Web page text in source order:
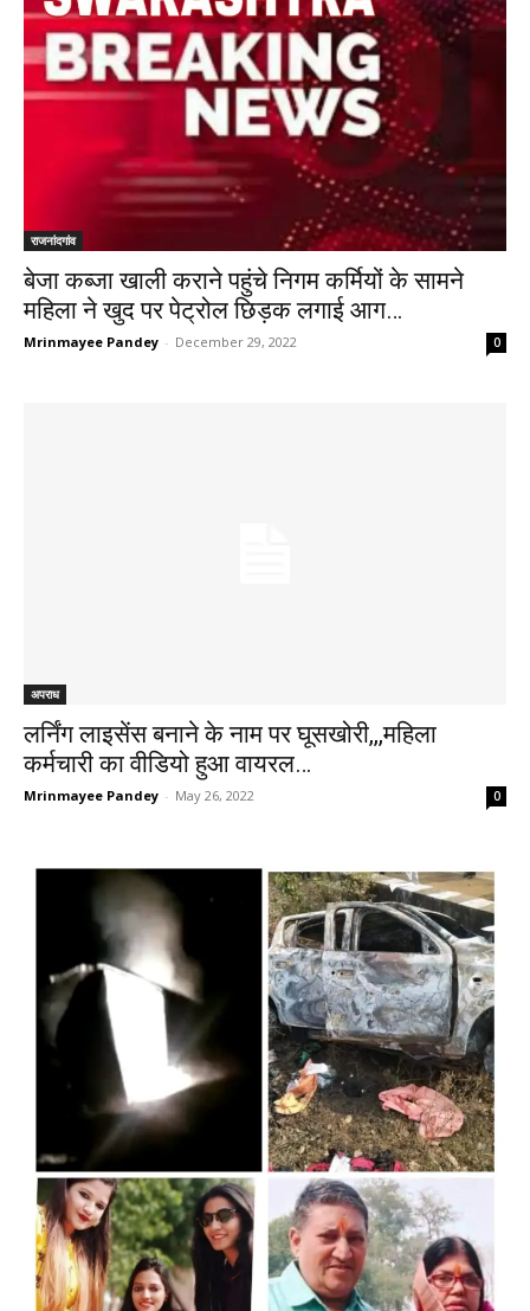
राजनांदगांव
बेजा कब्जा खाली कराने पहुंचे निगम कर्मियों के सामने
महिला ने खुद पर पेट्रोल छिड़क लगाई आग…
Mrinmayee Pandey - December 29, 2022 0
अपराध
लर्निंग लाइसेंस बनाने के नाम पर घूसखोरी,,,महिला
कर्मचारी का वीडियो हुआ वायरल…
Mrinmayee Pandey - May 26, 2022 0